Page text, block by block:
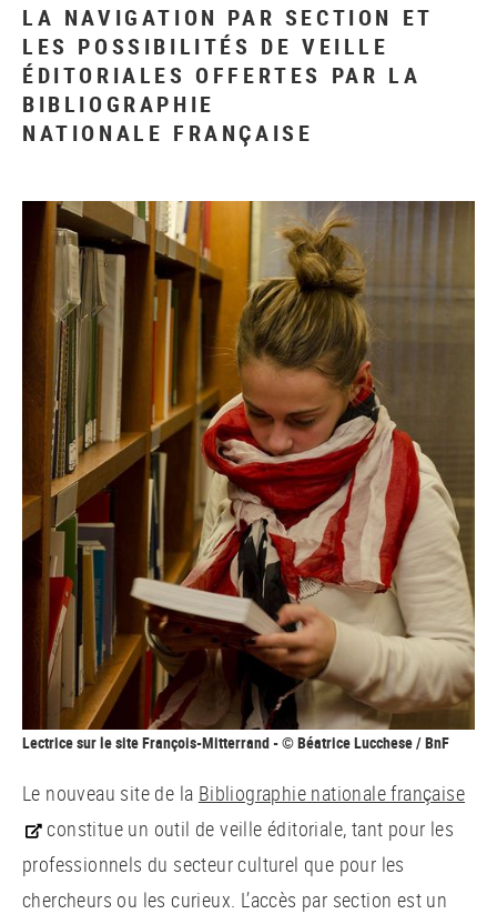
LA NAVIGATION PAR SECTION ET
LES POSSIBILITÉS DE VEILLE
ÉDITORIALES OFFERTES PAR LA
BIBLIOGRAPHIE
NATIONALE FRANÇAISE
Lectrice sur le site François-Mitterrand - © Béatrice Lucchese / BnF
Le nouveau site de la Bibliographie nationale française
constitue un outil de veille éditoriale, tant pour les
professionnels du secteur culturel que pour les
chercheurs ou les curieux. L’accès par section est un